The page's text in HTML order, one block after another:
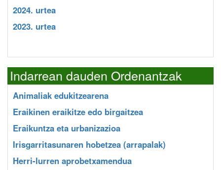
2024. urtea
2023. urtea
Indarrean dauden Ordenantzak
Animaliak edukitzearena
Eraikinen eraikitze edo birgaitzea
Eraikuntza eta urbanizazioa
Irisgarritasunaren hobetzea (arrapalak)
Herri-lurren aprobetxamendua